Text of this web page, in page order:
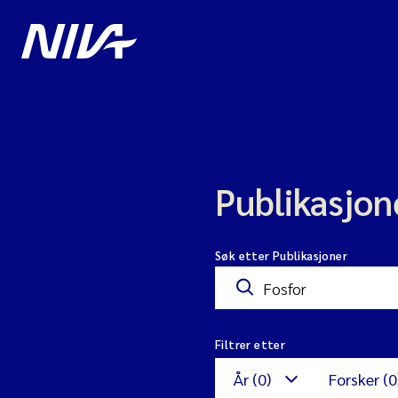
Søk etter Publikasjoner
Filtrer etter
År (0) Forsker